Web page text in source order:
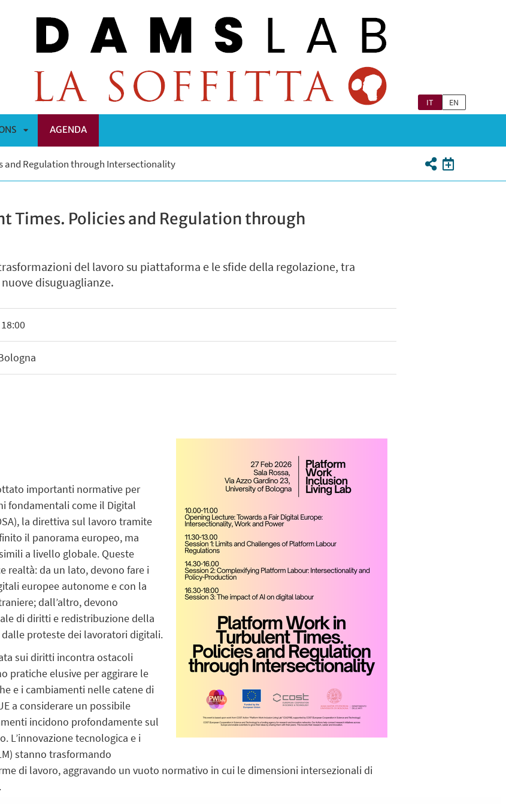
IT EN
APRI
AGENDA
and Regulation through Intersectionality
Times. Policies and Regulation through
del lavoro su piattaforma e le sfide della regolazione, tra
disuguaglianze.
importanti normative per
fondamentali come il Digital
la direttiva sul lavoro tramite
il panorama europeo, ma
a livello globale. Queste
realtà: da un lato, devono fare i
europee autonome e con la
dall’altro, devono
di diritti e redistribuzione della
proteste dei lavoratori digitali.
sui diritti incontra ostacoli
pratiche elusive per aggirare le
e i cambiamenti nelle catene di
a considerare un possibile
incidono profondamente sul
L’innovazione tecnologica e i
stanno trasformando
di lavoro, aggravando un vuoto normativo in cui le dimensioni intersezionali di